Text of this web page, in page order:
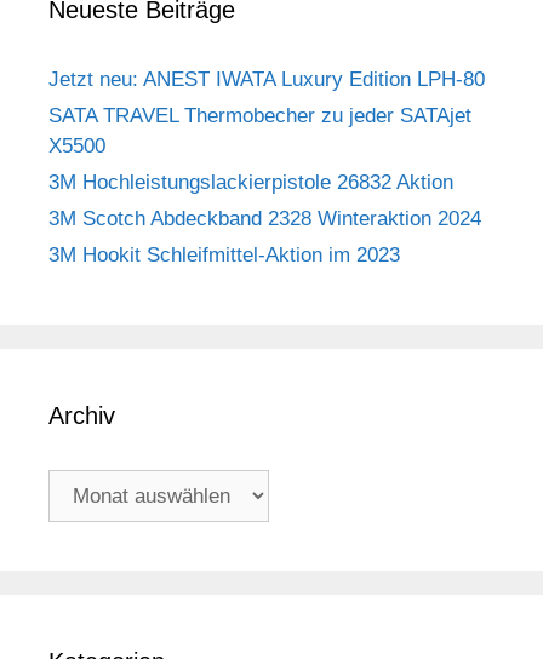
Neueste Beiträge
Jetzt neu: ANEST IWATA Luxury Edition LPH-80
SATA TRAVEL Thermobecher zu jeder SATAjet
X5500
3M Hochleistungslackierpistole 26832 Aktion
3M Scotch Abdeckband 2328 Winteraktion 2024
3M Hookit Schleifmittel-Aktion im 2023
Archiv
Archiv